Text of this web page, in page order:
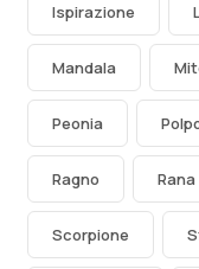
Ispirazione
Mandala
Peonia
Ragno Rana
Scorpione